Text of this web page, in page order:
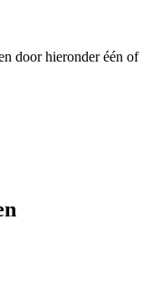
door hieronder één of